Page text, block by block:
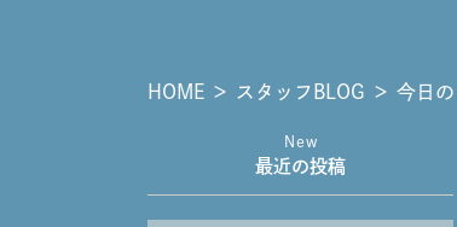
HOME ＞ スタッフBLOG ＞ 今日の
New
最近の投稿